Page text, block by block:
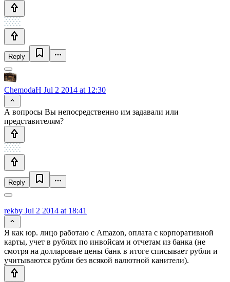
Reply
ChemodaH Jul 2 2014 at 12:30
А вопросы Вы непосредственно им задавали или
представителям?
Reply
rekby Jul 2 2014 at 18:41
Я как юр. лицо работаю с Amazon, оплата с корпоративной
карты, учет в рублях по инвойсам и отчетам из банка (не
смотря на долларовые цены банк в итоге списывает рубли и
учитываются рубли без всякой валютной канители).